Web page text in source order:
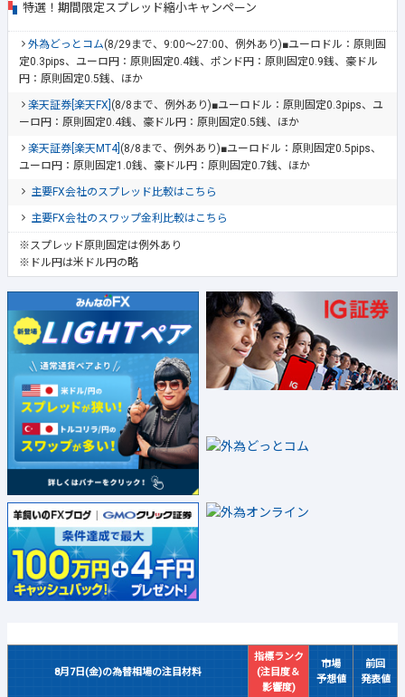
特選！期間限定スプレッド縮小キャンペーン
外為どっとコム(8/29まで、9:00～27:00、例外あり)■ユーロドル：原則固
定0.3pips、ユーロ円：原則固定0.4銭、ポンド円：原則固定0.9銭、豪ドル
円：原則固定0.5銭、ほか
楽天証券[楽天FX] (8/8まで、例外あり)■ユーロドル：原則固定0.3pips、ユ
ーロ円：原則固定0.4銭、豪ドル円：原則固定0.5銭、ほか
楽天証券[楽天MT4] (8/8まで、例外あり)■ユーロドル：原則固定0.5pips、
ユーロ円：原則固定1.0銭、豪ドル円：原則固定0.7銭、ほか
主要FX会社のスプレッド比較はこちら
主要FX会社のスワップ金利比較はこちら
※スプレッド原則固定は例外あり
※ドル円は米ドル円の略
8月7日(金)の為替相場の注目材料
指標ランク
(注目度＆
影響度)
市場
予想値
前回
発表値